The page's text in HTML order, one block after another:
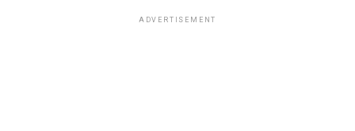
ADVERTISEMENT